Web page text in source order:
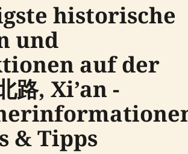
historische
und
auf der
路, Xi’an -
& Tipps